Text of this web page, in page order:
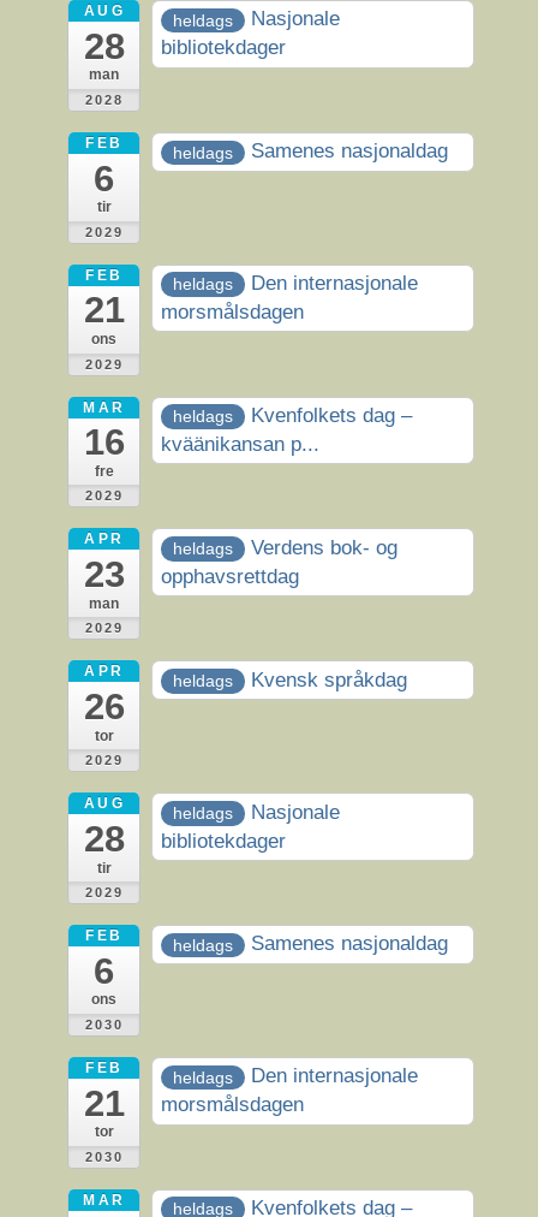
AUG
28
man
2028
heldags
Nasjonale
bibliotekdager
FEB
6
tir
2029
heldags Samenes nasjonaldag
FEB
21
ons
2029
heldags
Den internasjonale
morsmålsdagen
MAR
16
fre
2029
heldags
Kvenfolkets dag –
kväänikansan p...
APR
23
man
2029
heldags
Verdens bok- og
opphavsrettdag
APR
26
tor
2029
heldags Kvensk språkdag
AUG
28
tir
2029
heldags
Nasjonale
bibliotekdager
FEB
6
ons
2030
heldags Samenes nasjonaldag
FEB
21
tor
2030
heldags
Den internasjonale
morsmålsdagen
MAR heldags
Kvenfolkets dag –